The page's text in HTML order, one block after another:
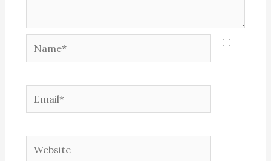
Name*
Email*
Website